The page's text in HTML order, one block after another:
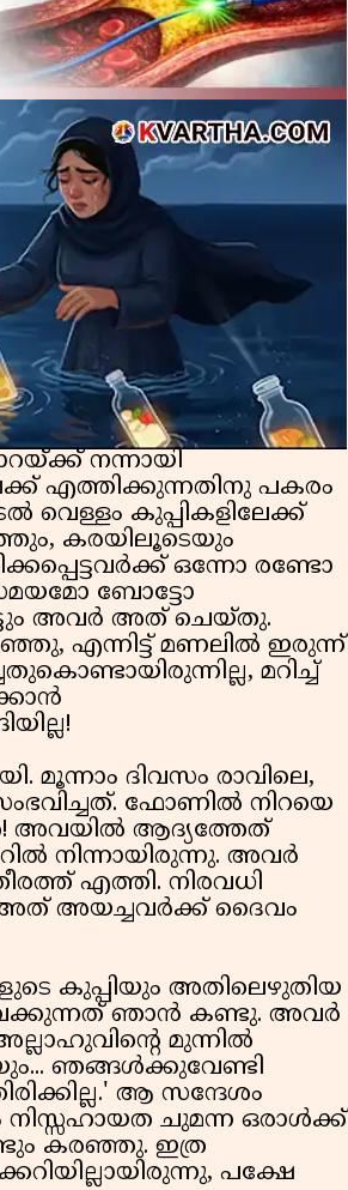
നന്നായി
എത്തിക്കുന്നതിനു പകരം
കുപ്പികളിലേക്ക്
കരയിലൂടെയും
ഒന്നോ രണ്ടോ
ബോട്ടോ
അവർ അത് ചെയ്തു.
എന്നിട്ട് മണലിൽ ഇരുന്ന്
മറിച്ച്
മൂന്നാം ദിവസം രാവിലെ,
ഫോണിൽ നിറയെ
അവയിൽ ആദ്യത്തേത്
നിന്നായിരുന്നു. അവർ
എത്തി. നിരവധി
അയച്ചവർക്ക് ദൈവം
കുപ്പിയും അതിലെഴുതിയ
ഞാൻ കണ്ടു. അവർ
മുന്നിൽ
ഞങ്ങൾക്കുവേണ്ടി
ആ സന്ദേശം
നിസ്സഹായത ചുമന്ന ഒരാൾക്ക്
കരഞ്ഞു. ഇത്ര
പക്ഷേ